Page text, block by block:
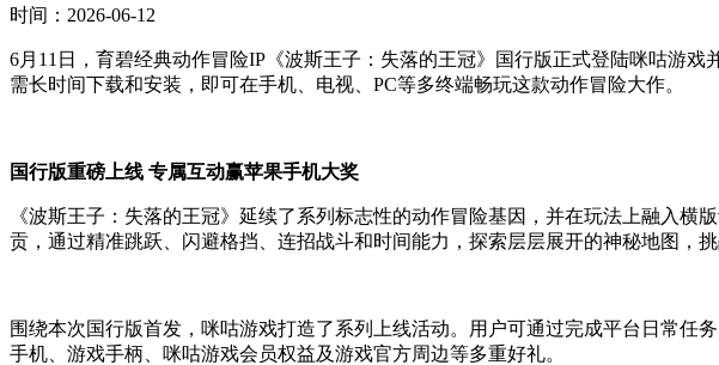
时间：2026-06-12
6月11日，育碧经典动作冒险IP《波斯王子：失落的王冠》国行版正式登陆咪咕游
需长时间下载和安装，即可在手机、电视、PC等多终端畅玩这款动作冒险大作。
国行版重磅上线 专属互动赢苹果手机大奖
《波斯王子：失落的王冠》延续了系列标志性的动作冒险基因，并在玩法上融入
贡，通过精准跳跃、闪避格挡、连招战斗和时间能力，探索层层展开的神秘地图，挑
围绕本次国行版首发，咪咕游戏打造了系列上线活动。用户可通过完成平台日常
手机、游戏手柄、咪咕游戏会员权益及游戏官方周边等多重好礼。